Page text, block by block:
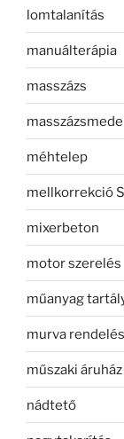
lomtalanítás
manuálterápia
masszázs
méhtelep
mellkorrekció
mixerbeton
motor szerelés
műanyag
murva rendelés
műszaki áruház
nádtető